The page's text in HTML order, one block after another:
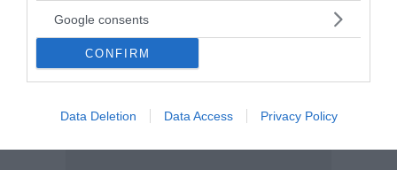
Google consents
CONFIRM
Data Deletion Data Access Privacy Policy